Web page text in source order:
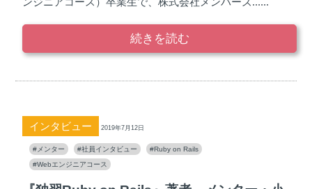
続きを読む
インタビュー 2019年7月12日
#メンター #社員インタビュー
#Ruby on Rails
#Webエンジニアコース